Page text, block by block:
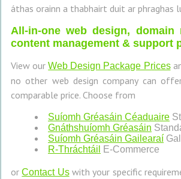
áthas orainn a thabhairt duit ar phraghas
All-in-one web design, domain
content management & support
View ourWeb Design Package Prices
no other web design company can
comparable price. Choose from
Suíomh Gréasáin Céaduaire
Gnáthshuíomh Gréasáin
Suíomh Gréasáin Gailearaí
R-Thráchtáil
E-Commerce
orContact Uswith your specific